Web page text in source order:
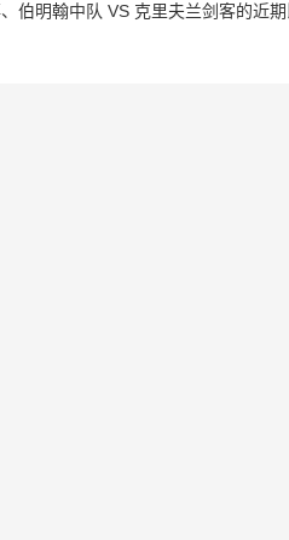
伯明翰中队 VS 克里夫兰剑客的近